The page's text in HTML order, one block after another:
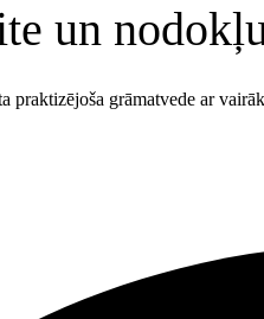
un
grāmatvede ar